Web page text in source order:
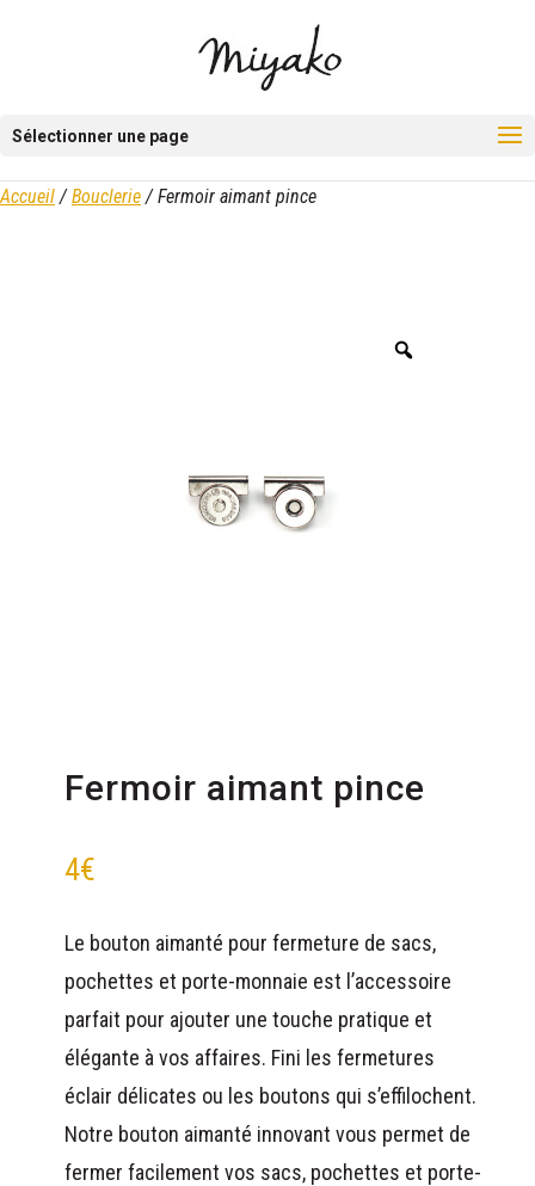
Sélectionner une page
Accueil/Bouclerie/ Fermoir aimant pince
Fermoir aimant pince
4€
Le bouton aimanté pour fermeture de sacs,
pochettes et porte-monnaie est l’accessoire
parfait pour ajouter une touche pratique et
élégante à vos affaires. Fini les fermetures
éclair délicates ou les boutons qui s’effilochent.
Notre bouton aimanté innovant vous permet de
fermer facilement vos sacs, pochettes et porte-